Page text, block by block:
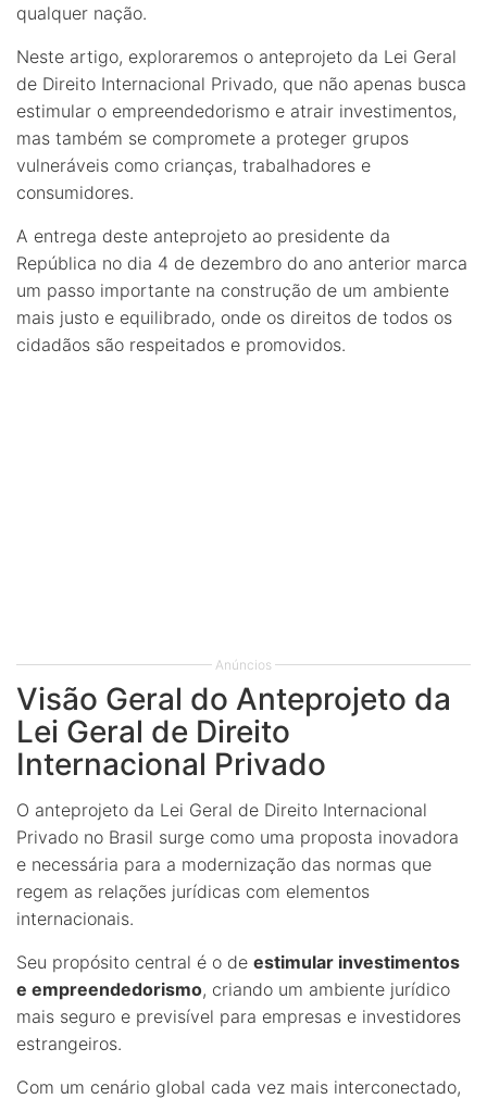
qualquer nação.
Neste artigo, exploraremos o anteprojeto da Lei Geral
de Direito Internacional Privado, que não apenas busca
estimular o empreendedorismo e atrair investimentos,
mas também se compromete a proteger grupos
vulneráveis como crianças, trabalhadores e
consumidores.
A entrega deste anteprojeto ao presidente da
República no dia 4 de dezembro do ano anterior marca
um passo importante na construção de um ambiente
mais justo e equilibrado, onde os direitos de todos os
cidadãos são respeitados e promovidos.
Anúncios
Visão Geral do Anteprojeto da
Lei Geral de Direito
Internacional Privado
O anteprojeto da Lei Geral de Direito Internacional
Privado no Brasil surge como uma proposta inovadora
e necessária para a modernização das normas que
regem as relações jurídicas com elementos
internacionais.
Seu propósito central é o de estimular investimentos
e empreendedorismo, criando um ambiente jurídico
mais seguro e previsível para empresas e investidores
estrangeiros.
Com um cenário global cada vez mais interconectado,